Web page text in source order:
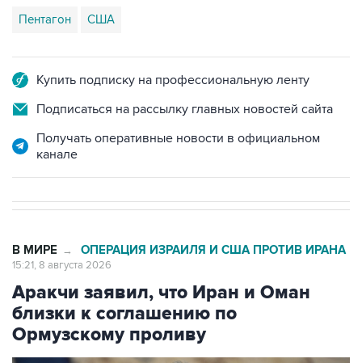
Пентагон США
Купить подписку на профессиональную ленту
Подписаться на рассылку главных новостей сайта
Получать оперативные новости в официальном
канале
В МИРЕ → ОПЕРАЦИЯ ИЗРАИЛЯ И США ПРОТИВ ИРАНА
15:21, 8 августа 2026
Аракчи заявил, что Иран и Оман
близки к соглашению по
Ормузскому проливу